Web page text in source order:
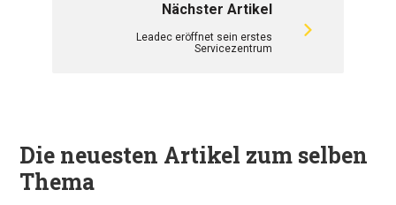
Nächster Artikel
Leadec eröffnet sein erstes
Servicezentrum
Die neuesten Artikel zum selben
Thema